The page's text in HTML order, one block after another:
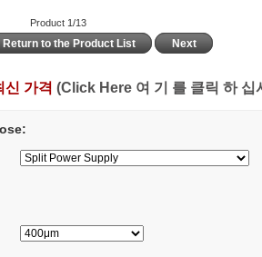
Product 1/13
Return to the Product List Next
신 가격 (Click Here 여 기 를 클릭 하 십